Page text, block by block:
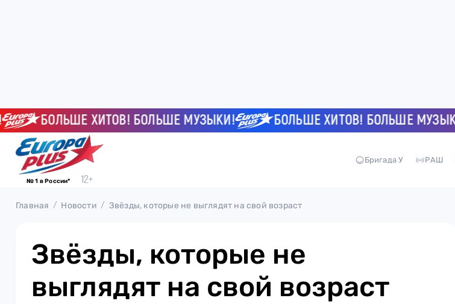
БОЛЬШЕ ХИТОВ! БОЛЬШЕ МУЗЫКИ! БОЛЬШЕ ХИТОВ! БОЛЬШЕ МУЗЫКИ!
№ 1 в России*
Бригада У РАШ
Главная Новости Звёзды, которые не выглядят на свой возраст
Звёзды, которые не
выглядят на свой возраст